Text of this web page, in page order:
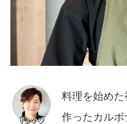
料理を始め
作ったカルボ